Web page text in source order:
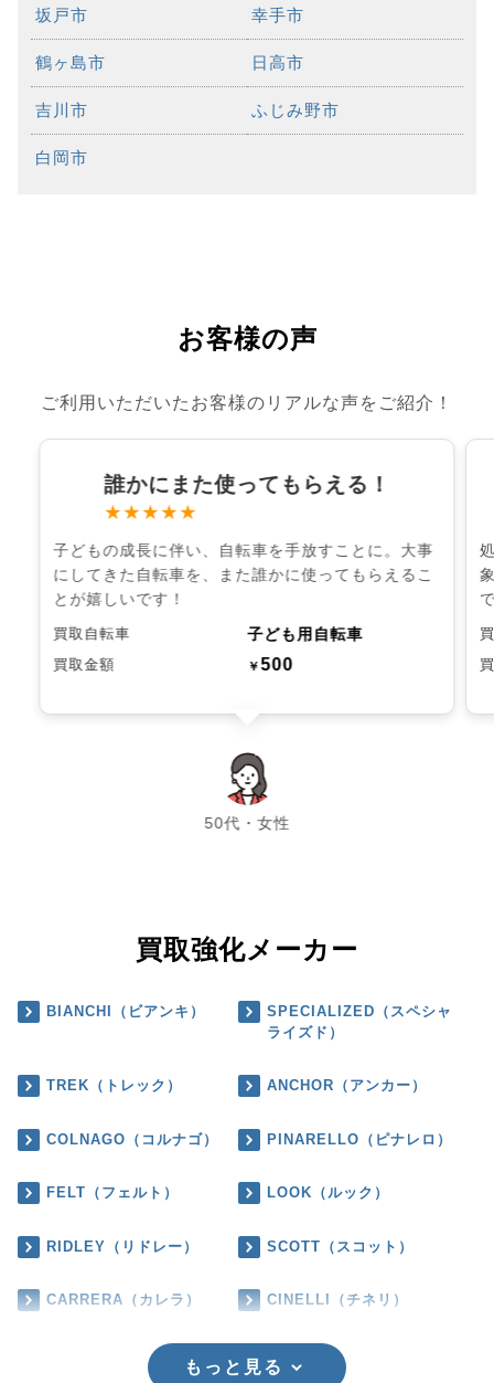
坂戸市 幸手市
鶴ヶ島市 日高市
吉川市 ふじみ野市
白岡市
お客様の声
ご利用いただいたお客様のリアルな声をご紹介！
誰かにまた使ってもらえる！
★★★★★
子どもの成長に伴い、自転車を手放すことに。大事
にしてきた自転車を、また誰かに使ってもらえるこ
とが嬉しいです！
買取自転車 子ども用自転車
買取金額 ￥500
50代・女性
chevron_left chevron_right
買取強化メーカー
BIANCHI（ビアンキ）
SPECIALIZED（スペシャ
ライズド）
TREK（トレック） ANCHOR（アンカー）
COLNAGO（コルナゴ） PINARELLO（ピナレロ）
FELT（フェルト） LOOK（ルック）
RIDLEY（リドレー） SCOTT（スコット）
CARRERA（カレラ） CINELLI（チネリ）
もっと見る